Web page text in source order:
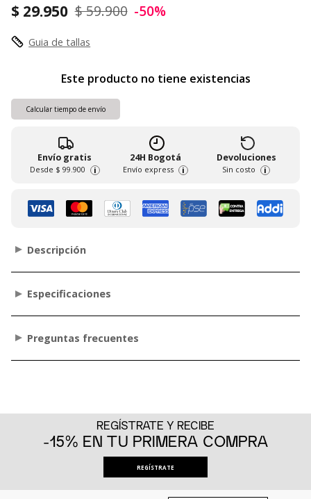
$ 29.950 $ 59.900 -50%
Guia de tallas
Este producto no tiene existencias
Calcular tiempo de envío
Envío gratis
Desde $ 99.900 i
24H Bogotá
Envío express i
Devoluciones
Sin costo i
Descripción
Especificaciones
Preguntas frecuentes
REGÍSTRATE Y RECIBE
-15% EN TU PRIMERA COMPRA
REGÍSTRATE